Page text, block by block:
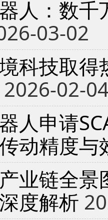
人：数
03-02
科技取
2026-02-
人申请
动精度与
业链全
度解析